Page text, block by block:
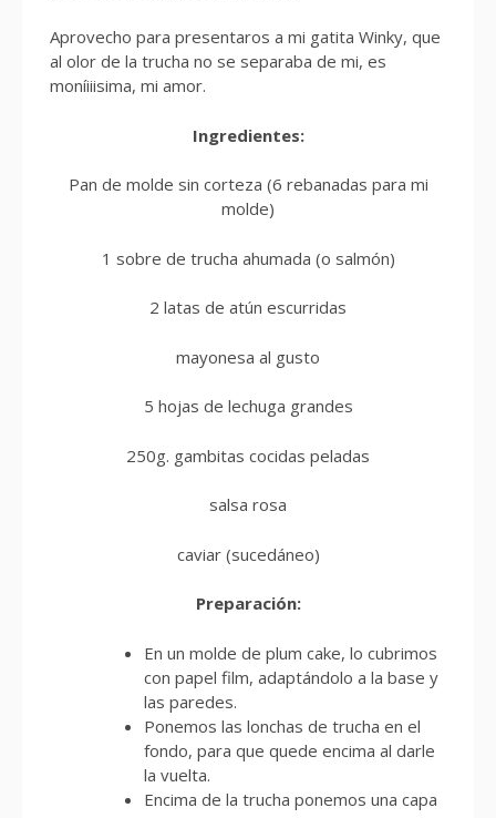
Aprovecho para presentaros a mi gatita Winky, que
al olor de la trucha no se separaba de mi, es
moníiiisima, mi amor.
Ingredientes:
Pan de molde sin corteza (6 rebanadas para mi
molde)
1 sobre de trucha ahumada (o salmón)
2 latas de atún escurridas
mayonesa al gusto
5 hojas de lechuga grandes
250g. gambitas cocidas peladas
salsa rosa
caviar (sucedáneo)
Preparación:
En un molde de plum cake, lo cubrimos
con papel film, adaptándolo a la base y
las paredes.
Ponemos las lonchas de trucha en el
fondo, para que quede encima al darle
la vuelta.
Encima de la trucha ponemos una capa